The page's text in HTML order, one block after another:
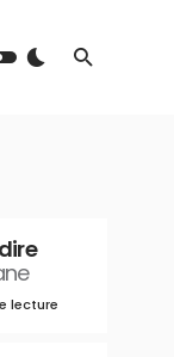
lecture